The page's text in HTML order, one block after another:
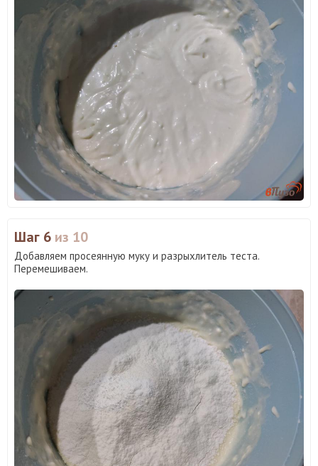
Шаг 6 из 10
Добавляем просеянную муку и разрыхлитель теста.
Перемешиваем.